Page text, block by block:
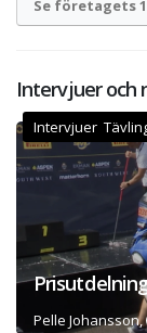
Se företagets
Intervjuer och
Intervjuer
Pelle Johansson,